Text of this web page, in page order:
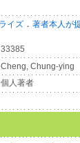
イズ ． 著者本人が
33385
Cheng, Chung-ying
個人著者